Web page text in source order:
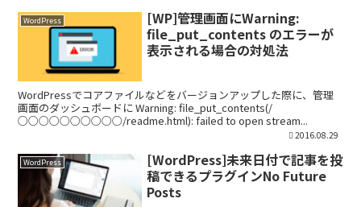
WordPress
[WP]管理画面にWarning:
file_put_contents のエラーが
表示される場合の対処法
WordPressでコアファイルなどをバージョンアップした際に、管理
画面のダッシュボードに Warning: file_put_contents(/
○○○○○○○○○○/readme.html): failed to open stream...
2016.08.29
WordPress
[WordPress]未来日付で記事を投
稿できるプラグインNo Future
Posts